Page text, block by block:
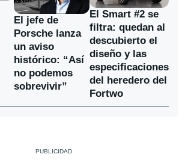
El jefe de
Porsche lanza
un aviso
histórico: “Así
no podemos
sobrevivir”
El Smart #2 se
filtra: quedan al
descubierto el
diseño y las
especificaciones
del heredero del
Fortwo